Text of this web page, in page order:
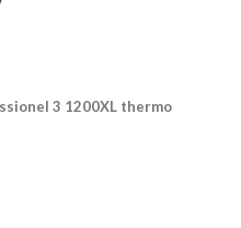
3 1200XL thermo